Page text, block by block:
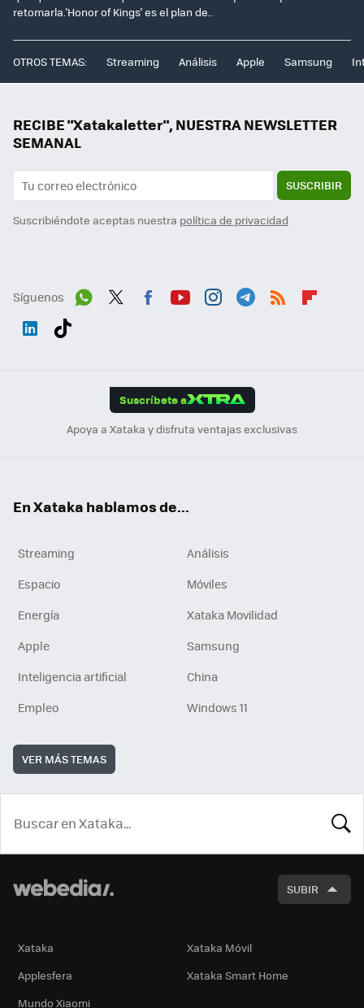
retomarla.'Honor of Kings' es el plan de..
OTROS TEMAS: Streaming Análisis Apple Samsung
RECIBE "Xatakaletter", NUESTRA NEWSLETTER
SEMANAL
SUSCRIBIR
Suscribiéndote aceptas nuestra política de privacidad
Síguenos
Suscríbete a
Apoya a Xataka y disfruta ventajas exclusivas
En Xataka hablamos de...
Streaming
Análisis
Espacio
Móviles
Energía
Xataka Movilidad
Apple
Samsung
Inteligencia artificial
China
Empleo
Windows 11
VER MÁS TEMAS
SUBIR
Xataka
Xataka Móvil
Applesfera
Xataka Smart Home
Mundo Xiaomi